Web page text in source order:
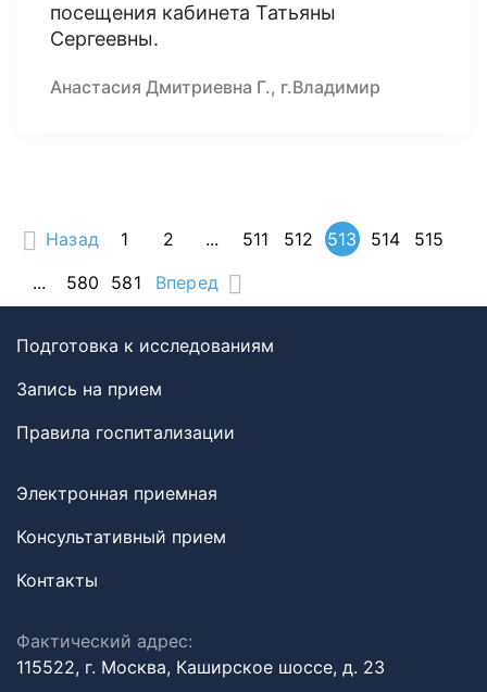
посещения кабинета Татьяны
Сергеевны.
Анастасия Дмитриевна Г., г.Владимир
Назад 1 2 ... 511 512 513 514
515
...
580 581 Вперед
Подготовка к исследованиям
Запись на прием
Правила госпитализации
Электронная приемная
Консультативный прием
Контакты
Фактический адрес:
115522, г. Москва, Каширское шоссе, д. 23